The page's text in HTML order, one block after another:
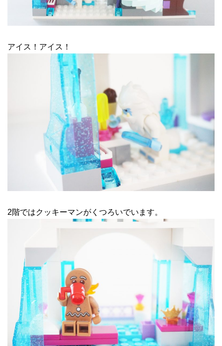
アイス！アイス！
2階ではクッキーマンがくつろいでいます。